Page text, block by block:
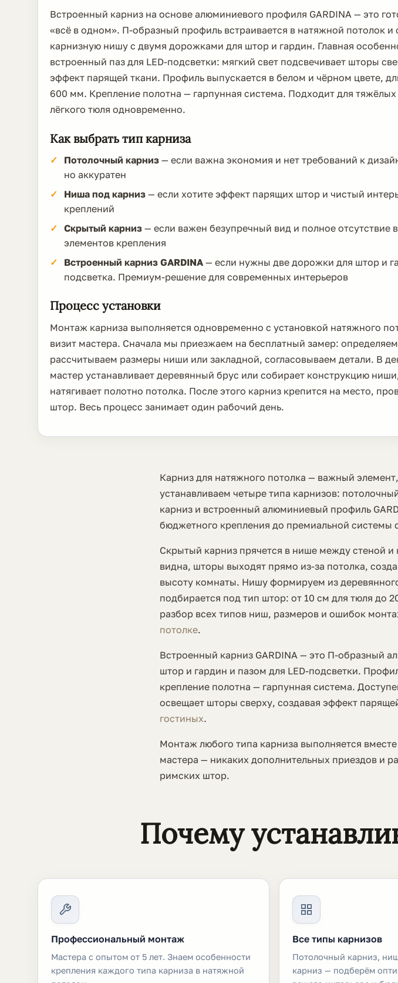
Встроенный карниз на основе алюминиевого профиля GARDINA — это
«всё в одном». П-образный профиль встраивается в натяжной потолок
карнизную нишу с двумя дорожками для штор и гардин. Главная
встроенный паз для LED-подсветки: мягкий свет подсвечивает шторы
эффект парящей ткани. Профиль выпускается в белом и чёрном цвете,
600 мм. Крепление полотна — гарпунная система. Подходит для тяжёлых
лёгкого тюля одновременно.
Как выбрать тип карниза
Потолочный карниз — если важна экономия и нет требований к
но аккуратен
Ниша под карниз — если хотите эффект парящих штор и чистый
креплений
Скрытый карниз — если важен безупречный вид и полное отсутствие
элементов крепления
Встроенный карниз GARDINA — если нужны две дорожки для штор и
подсветка. Премиум-решение для современных интерьеров
Процесс установки
Монтаж карниза выполняется одновременно с установкой натяжного
визит мастера. Сначала мы приезжаем на бесплатный замер:
рассчитываем размеры ниши или закладной, согласовываем детали. В
мастер устанавливает деревянный брус или собирает конструкцию
натягивает полотно потолка. После этого карниз крепится на место,
штор. Весь процесс занимает один рабочий день.
Карниз для натяжного потолка — важный
устанавливаем четыре типа карнизов:
карниз и встроенный алюминиевый профиль
бюджетного крепления до премиальной системы
Скрытый карниз прячется в нише между стеной
видна, шторы выходят прямо из-за потолка,
высоту комнаты. Нишу формируем из
подбирается под тип штор: от 10 см для тюля до
разбор всех типов ниш, размеров и ошибок
потолке.
Встроенный карниз GARDINA — это П-образный
штор и гардин и пазом для LED-подсветки.
крепление полотна — гарпунная система.
освещает шторы сверху, создавая эффект
гостиных.
Монтаж любого типа карниза выполняется
мастера — никаких дополнительных приездов и
римских штор.
Почему
Профессиональный монтаж
Мастера с опытом от 5 лет. Знаем особенности
крепления каждого типа карниза в натяжной
Все типы карнизов
Потолочный карниз,
карниз — подберём